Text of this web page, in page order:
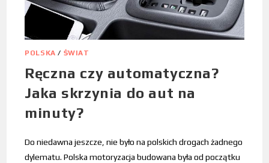
POLSKA / ŚWIAT
Ręczna czy automatyczna?
Jaka skrzynia do aut na
minuty?
Do niedawna jeszcze, nie było na polskich drogach żadnego
dylematu. Polska motoryzacja budowana była od początku